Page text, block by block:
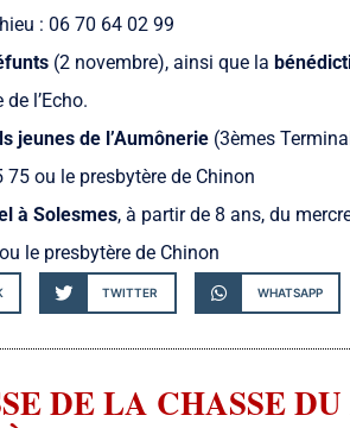
: 06 70 64 02 99
(2 novembre), ainsi que la
de l’Echo.
jeunes de l’Aumônerie (3èmes
ou le presbytère de Chinon
à Solesmes, à partir de 8 ans, du
le presbytère de Chinon
TWITTER WHATSAPP
DE LA CHASSE